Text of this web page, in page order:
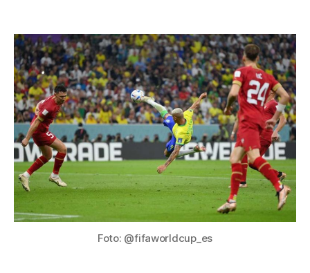
entrada
la
por
y
a
en
su
el
Foto: @fifaworldcup_es